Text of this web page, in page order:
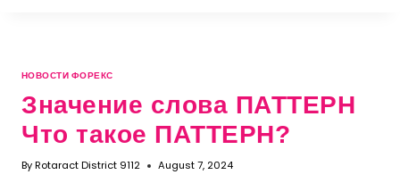
НОВОСТИ ФОРЕКС
Значение слова ПАТТЕРН
Что такое ПАТТЕРН?
ByRotaract District 9112 August 7, 2024